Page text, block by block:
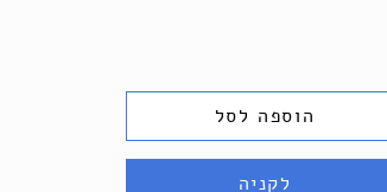
הוספה לסל
לקניה